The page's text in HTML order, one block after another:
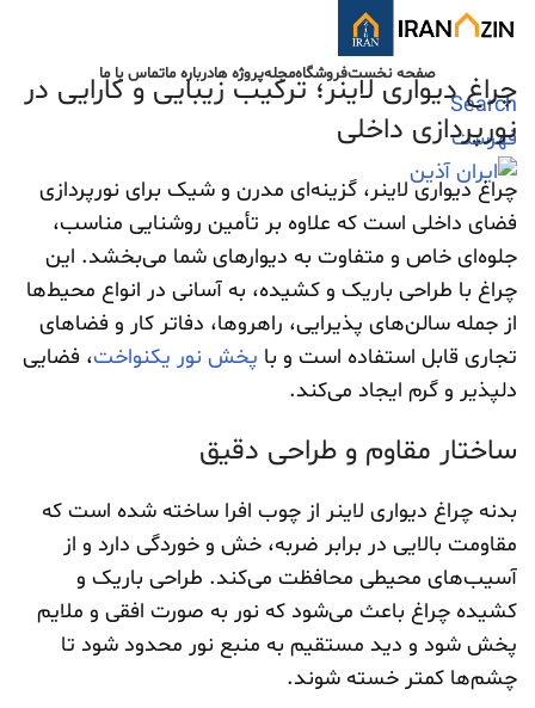
صفحه نخستفروشگاهمجلهپروژه هادرباره ماتماس با ما
Search
فهرست
چراغ دیواری لاینر؛ ترکیب زیبایی و کارایی در
نورپردازی داخلی
چراغ دیواری لاینر، گزینه‌ای مدرن و شیک برای نورپردازی
فضای داخلی است که علاوه بر تأمین روشنایی مناسب،
جلوه‌ای خاص و متفاوت به دیوارهای شما می‌بخشد. این
چراغ با طراحی باریک و کشیده، به آسانی در انواع محیط‌ها
از جمله سالن‌های پذیرایی، راهروها، دفاتر کار و فضاهای
تجاری قابل استفاده است و با پخش نور یکنواخت، فضایی
دلپذیر و گرم ایجاد می‌کند.
ساختار مقاوم و طراحی دقیق
بدنه چراغ دیواری لاینر از چوب افرا ساخته شده است که
مقاومت بالایی در برابر ضربه، خش و خوردگی دارد و از
آسیب‌های محیطی محافظت می‌کند. طراحی باریک و
کشیده چراغ باعث می‌شود که نور به صورت افقی و ملایم
پخش شود و دید مستقیم به منبع نور محدود شود تا
چشم‌ها کمتر خسته شوند.